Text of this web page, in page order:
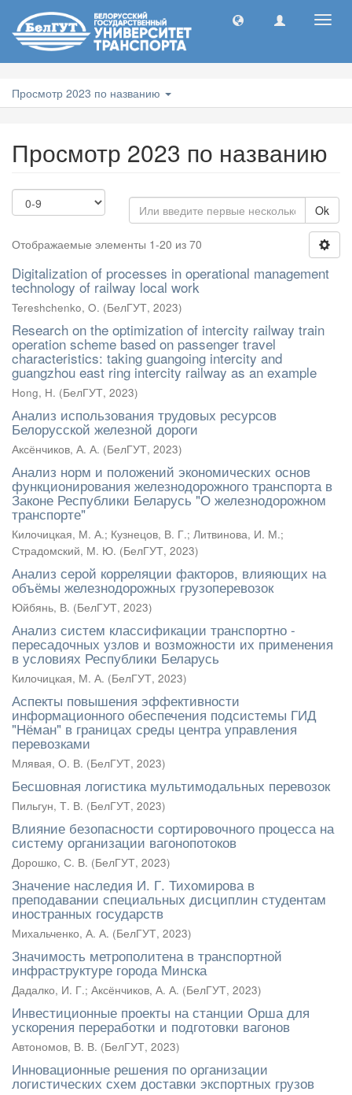
Просмотр 2023 по названию
Просмотр 2023 по названию
Ok
Отображаемые элементы 1-20 из 70
Digitalization of processes in operational management
technology of railway local work
Tereshchenko, O. (БелГУТ, 2023)
Research on the optimization of intercity railway train
operation scheme based on passenger travel
characteristics: taking guangoing intercity and
guangzhou east ring intercity railway as an example
Hong, H. (БелГУТ, 2023)
Анализ использования трудовых ресурсов
Белорусской железной дороги
Аксёнчиков, А. А. (БелГУТ, 2023)
Анализ норм и положений экономических основ
функционирования железнодорожного транспорта в
Законе Республики Беларусь "О железнодорожном
транспорте"
Килочицкая, М. А.; Кузнецов, В. Г.; Литвинова, И. М.;
Страдомский, М. Ю. (БелГУТ, 2023)
Анализ серой корреляции факторов, влияющих на
объёмы железнодорожных грузоперевозок
Юйбянь, В. (БелГУТ, 2023)
Анализ систем классификации транспортно -
пересадочных узлов и возможности их применения
в условиях Республики Беларусь
Килочицкая, М. А. (БелГУТ, 2023)
Аспекты повышения эффективности
информационного обеспечения подсистемы ГИД
"Нёман" в границах среды центра управления
перевозками
Млявая, О. В. (БелГУТ, 2023)
Бесшовная логистика мультимодальных перевозок
Пильгун, Т. В. (БелГУТ, 2023)
Влияние безопасности сортировочного процесса на
систему организации вагонопотоков
Дорошко, С. В. (БелГУТ, 2023)
Значение наследия И. Г. Тихомирова в
преподавании специальных дисциплин студентам
иностранных государств
Михальченко, А. А. (БелГУТ, 2023)
Значимость метрополитена в транспортной
инфраструктуре города Минска
Дадалко, И. Г.; Аксёнчиков, А. А. (БелГУТ, 2023)
Инвестиционные проекты на станции Орша для
ускорения переработки и подготовки вагонов
Автономов, В. В. (БелГУТ, 2023)
Инновационные решения по организации
логистических схем доставки экспортных грузов